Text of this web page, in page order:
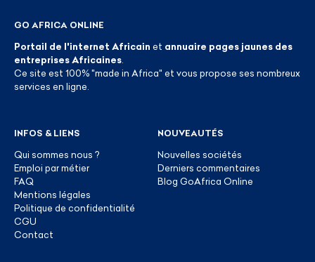
GO AFRICA ONLINE
Portail de l'internet Africain et annuaire pages jaunes des
entreprises Africaines
Ce site est 100% "made in Africa" et vous propose ses nombreux
services en ligne.
INFOS & LIENS
Qui sommes nous ?
Emploi par métier
FAQ
Mentions légales
Politique de confidentialité
CGU
Contact
NOUVEAUTÉS
Nouvelles sociétés
Derniers commentaires
Blog GoAfrica Online